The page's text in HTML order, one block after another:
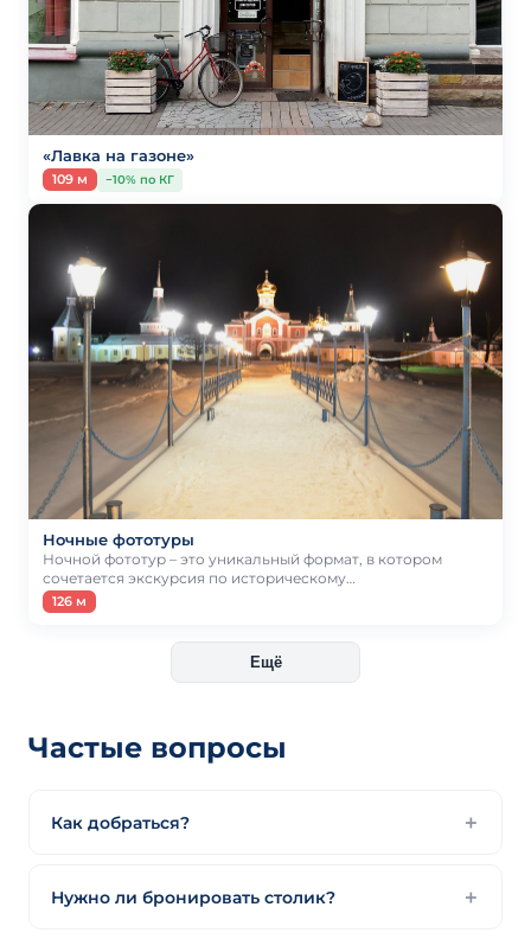
«Лавка на газоне»
109 м −10% по КГ
Ночные фототуры
Ночной фототур – это уникальный формат, в котором
сочетается экскурсия по историческому…
126 м
Ещё
Частые вопросы
Как добраться?
Нужно ли бронировать столик?